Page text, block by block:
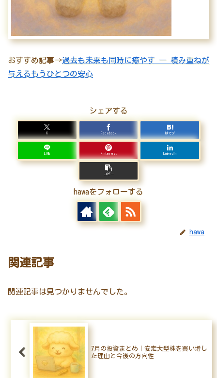
おすすめ記事→過去も未来も同時に癒やす ― 積み重ねが
与えるもうひとつの安心
シェアする
X Facebook はてブ
LINE Pinterest LinkedIn
コピー
hawaをフォローする
hawa
関連記事
関連記事は見つかりませんでした。
7月の投資まとめ｜安定大型株を買い増し
た理由と今後の方向性